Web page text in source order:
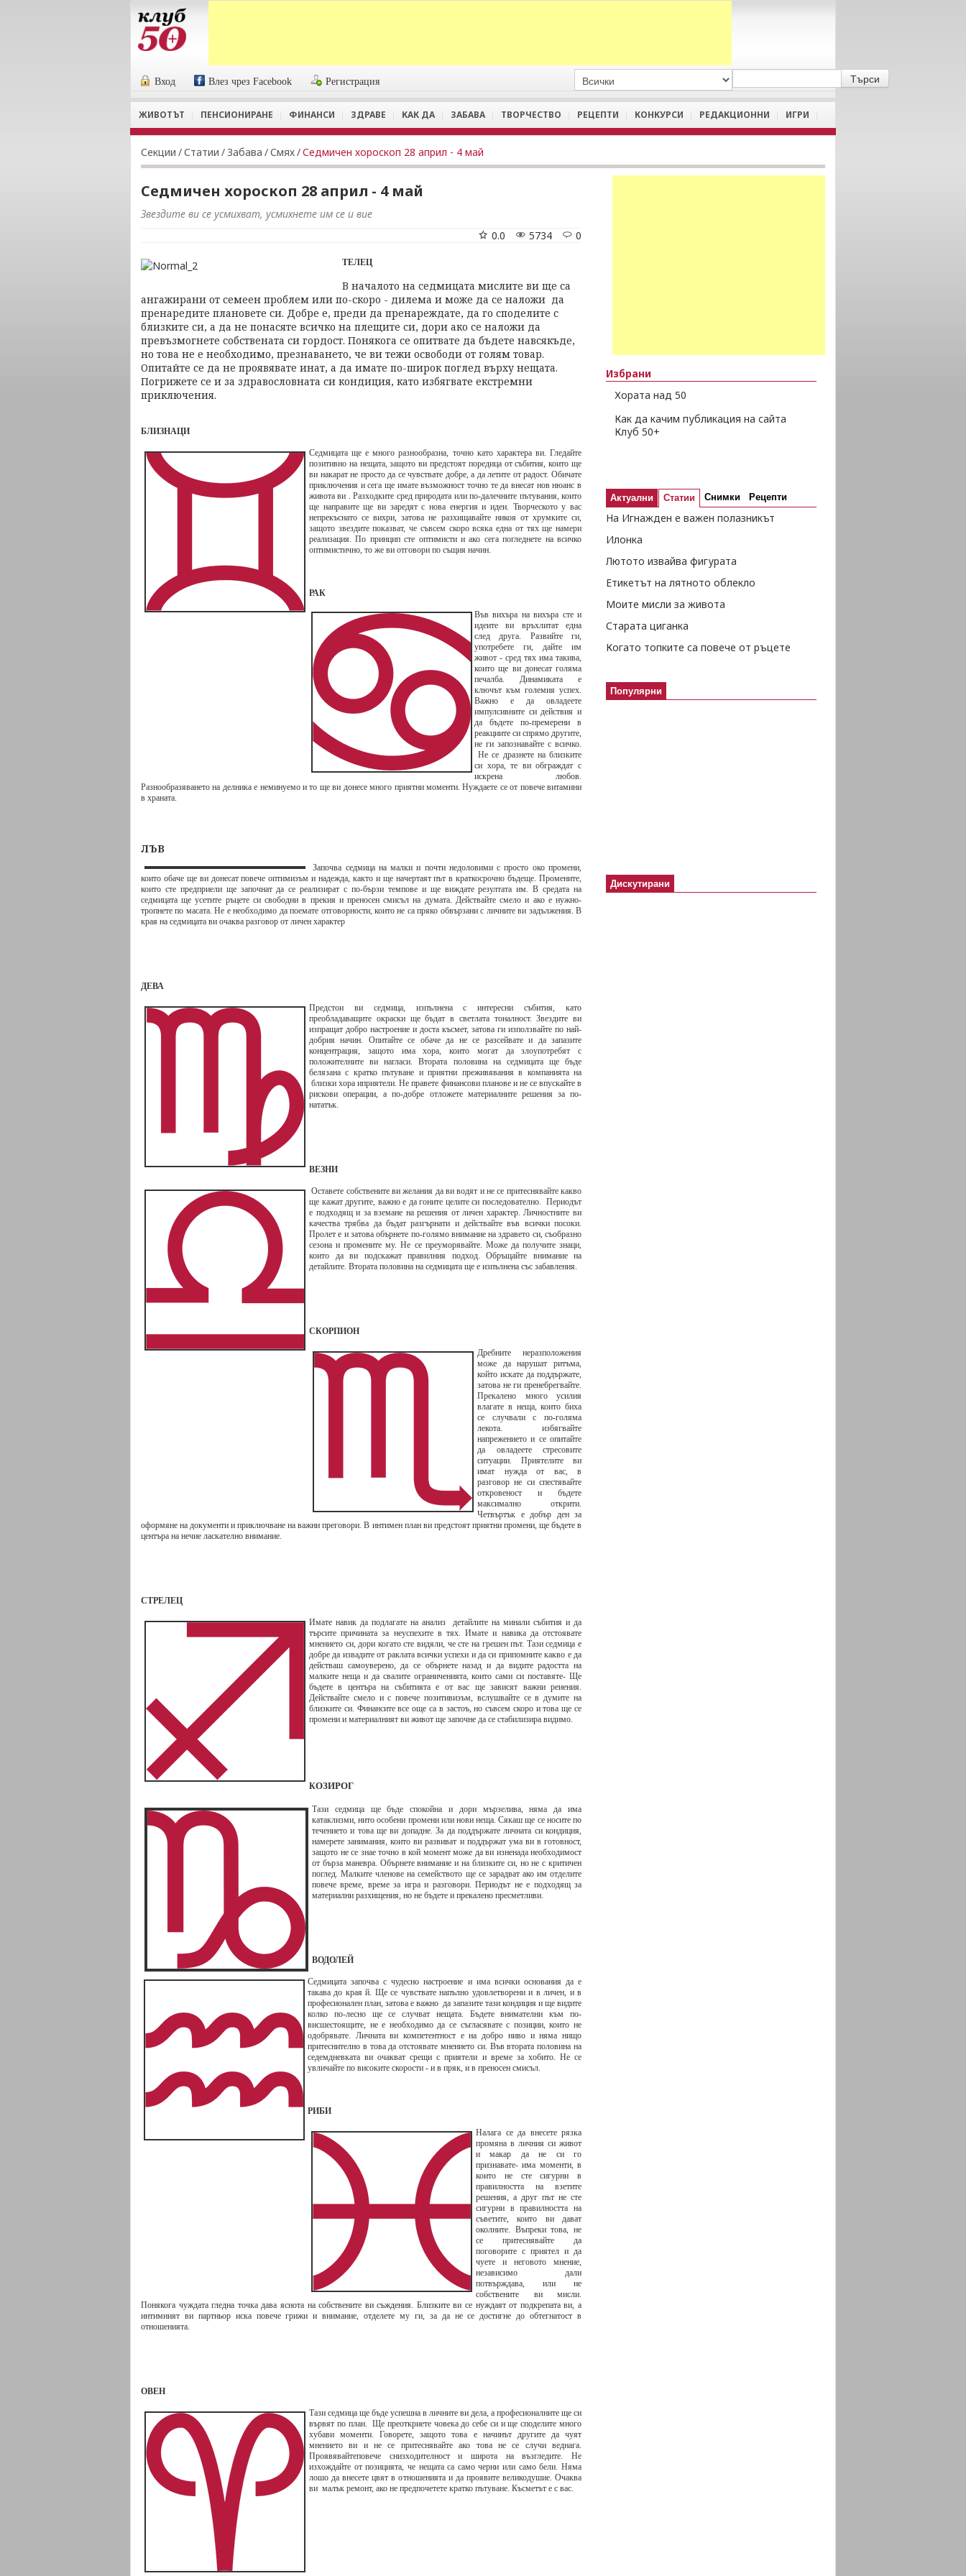
Вход Влез чрез Facebook Регистрация
ЖИВОТЪТ ПЕНСИОНИРАНЕ ФИНАНСИ ЗДРАВЕ КАК ДА ЗАБАВА ТВОРЧЕСТВО РЕЦЕПТИ КОНКУРСИ РЕДАКЦИОННИ ИГРИ
Секции /Статии / Забава /Смях/Седмичен хороскоп 28 април - 4 май
Седмичен хороскоп 28 април - 4 май
Звездите ви се усмихват, усмихнете им се и вие
0
5734
0.0
ТЕЛЕЦ
В началото на седмицата мислите ви ще са
ангажирани от семеен проблем или по-скоро - дилема и може да се наложи да
пренаредите плановете си. Добре е, преди да пренареждате, да го споделите с
близките си, а да не понасяте всичко на плещите си, дори ако се наложи да
превъзмогнете собствената си гордост. Понякога се опитвате да бъдете навсякъде,
но това не е необходимо, презнаването, че ви тежи освободи от голям товар.
Опитайте се да не проявявате инат, а да имате по-широк поглед върху нещата.
Погрижете се и за здравословната си кондиция, като избягвате екстремни
приключения.
БЛИЗНАЦИ
Седмицата ще е много разнообразна, точно като характера ви. Гледайте
позитивно на нещата, защото ви предстоят поредица от събития, които ще
ви накарат не просто да се чувствате добре, а да летите от радост. Обичате
приключения и сега ще имате възможност точно те да внесат нов нюанс в
живота ви . Разходките сред природата или по-далечните пътувания, които
ще направите ще ви заредят с нова енергия и идеи. Творческото у вас
непрекъснато се вихри, затова не разхищавайте никоя от хрумките си,
защото звездите показват, че съвсем скоро всяка една от тях ще намери
реализация. По принцип сте оптимисти и ако сега погледнете на всичко
оптимистично, то же ви отговори по същия начин.
РАК
Във вихъра на вихъра сте и
идеите ви връхлитат една
след друга. Развийте ги,
употребете ги, дайте им
живот - сред тях има такива,
които ще ви донесат голяма
печалба. Динамиката е
ключът към големия успех.
Важно е да овладеете
импулсивните си действия и
да бъдете по-премерени в
реакциите си спрямо другите,
не ги запознавайте с всичко.
Не се дразнете на близките
си хора, те ви обграждат с
искрена любов.
Разнообразяването на делника е неминуемо и то ще ви донесе много приятни моменти. Нуждаете се от повече витамини
в храната.
ЛЪВ
Започва седмица на малки и почти недоловими с просто око промени,
които обаче ще ви донесат повече оптимизъм и надежда, както и ще начертаят път в краткосрочно бъдеще. Промените,
които сте предприели ще започнат да се реализират с по-бързи темпове и ще виждате резултата им. В средата на
седмицата ще усетите ръцете си свободни в прекия и преносен смисъл на думата. Действайте смело и ако е нужно-
тропнете по масата. Не е необходимо да поемате отговорности, които не са пряко обвързани с личните ви задължения. В
края на седмицата ви очаква разговор от личен характер
ДЕВА
Предстои ви седмица, изпълнена с интересни събития, като
преобладаващите окраски ще бъдат в светлата тоналност. Звездите ви
изпращат добро настроение и доста късмет, затова ги използвайте по най-
добрия начин. Опитайте се обаче да не се разсейвате и да запазите
концентрация, защото има хора, които могат да злоупотребят с
положителните ви нагласи. Втората половина на седмицата ще бъде
белязана с кратко пътуване и приятни преживявания в компанията на
близки хора иприятели. Не правете финансови планове и не се впускайте в
рискови операции, а по-добре отложете материалните решения за по-
нататък.
ВЕЗНИ
Оставете собствените ви желания да ви водят и не се притеснявайте какво
ще кажат другите, важно е да гоните целите си последователно. Периодът
е подходящ и за вземане на решения от личен характер. Личностните ви
качества трябва да бъдат разгърнати и действайте във всички посоки.
Пролет е и затова обърнете по-голямо внимание на здравето си, съобразно
сезона и промените му. Не се преуморявайте. Може да получите знаци,
които да ви подскажат правилния подход. Обръщайте внимание на
детайлите. Втората половина на седмицата ще е изпълнена със забавления.
СКОРПИОН
Дребните неразположения
може да нарушат ритъма,
който искате да поддържате,
затова не ги пренебрегвайте.
Прекалено много усилия
влагате в неща, които биха
се случвали с по-голяма
лекота. избягвайте
напрежението и се опитайте
да овладеете стресовите
ситуации. Приятелите ви
имат нужда от вас, в
разговор не си спестявайте
откровеност и бъдете
максимално открити.
Четвъртък е добър ден за
оформяне на документи и приключване на важни преговори. В интимен план ви предстоят приятни промени, ще бъдете в
центъра на нечие ласкателно внимание.
СТРЕЛЕЦ
Имате навик да подлагате на анализ детайлите на минали събития и да
търсите причината за неуспехите в тях. Имате и навика да отстоявате
мнението си, дори когато сте видяли, че сте на грешен път. Тази седмица е
добре да извадите от раклата всички успехи и да си припомните какво е да
действаш самоуверено, да се обърнете назад и да видите радостта на
малките неща и да свалите ограниченията, които сами си поставяте- Ще
бъдете в центъра на събитията е от вас ще зависят важни реиения.
Действайте смело и с повече позитивизъм, вслушвайте се в думите на
близките си. Финансите все още са в застоъ, но съвсем скоро и това ще се
промени и материалният ви живот ще започне да се стабилизира видимо.
КОЗИРОГ
Тази седмица ще бъде спокойна и дори мързелива, няма да има
катаклизми, нито особени промени или нови неща. Сякаш ще се носите по
течението и това ще ви допадне. За да поддържате личната си кондиция,
намерете занимания, които ви развиват и поддържат ума ви в готовност,
защото не се знае точно в кой момент може да ви изненада необходимост
от бърза маневра. Обърнете внимание и на близките си, но не с критичен
поглед. Малките членове на семейството ще се зарадват ако им отделите
повече време, време за игра и разговори. Периодът не е подходящ за
материални разхищения, но не бъдете и прекалено пресметливи.
ВОДОЛЕЙ
Седмицата започва с чудесно настроение и има всички основания да е
такава до края й. Ще се чувствате напълно удовлетворени и в личен, и в
професионален план, затова е важно да запазите тази кондиция и ще видите
колко по-лесно ще се случват нещата. Бъдете внимателни към по-
висшестоящите, не е необходимо да се съгласявате с позиции, които не
одобрявате. Личната ви компетентност е на добро ниво и няма нищо
притеснително в това да отстоявате мнението си. Във втората половина на
седемдневката ви очакват срещи с приятели и време за хобито. Не се
увличайте по високите скорости - и в пряк, и в преносен смисъл.
РИБИ
Налага се да внесете рязка
промяна в личния си живот
и макар да не си го
признавате- има моменти, в
които не сте сигурни в
правилността на взетите
решения, а друг път не сте
сигурни в правилността на
съветите, които ви дават
околните. Въпреки това, не
се притеснявайте да
поговорите с приятел и да
чуете и неговото мнение,
независимо дали
потвърждава, или не
собствените ви мисли.
Понякога чуждата гледна точка дава яснота на собствените ви съждения. Близките ви се нуждаят от подкрепата ви, а
интимният ви партньор иска повече грижи и внимание, отделете му ги, за да не се достигне до обтегнатост в
отношенията.
ОВЕН
Тази седмица ще бъде успешна в личните ви дела, а професионалните ще си
вървят по план. Ще преоткриете човека до себе си и ще споделите много
хубави моменти. Говорете, защото това е начинът другите да чуят
мнението ви и не се притеснявайте ако това не се случи веднага.
Проявявайтеповече снизходителност и широта на възгледите. Не
изхождайте от позицията, че нещата са само черни или само бели. Няма
лошо да внесете цвят в отношенията и да проявите великодушие. Очаква
ви малък ремонт, ако не предпочетете кратко пътуване. Късметът е с вас.
Избрани
Хората над 50
Как да качим публикация на сайта
Клуб 50+
Актуални Статии Снимки Рецепти
На Игнажден е важен полазникът
Илонка
Лютото извайва фигурата
Етикетът на лятното облекло
Моите мисли за живота
Старата циганка
Когато топките са повече от ръцете
Популярни
Дискутирани